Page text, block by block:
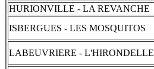
HURIONVILLE - LA REVANCHE
ISBERGUES - LES MOSQUITOS
LABEUVRIERE - L'HIRONDELLE